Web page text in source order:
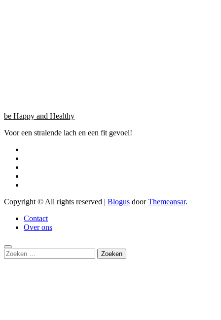
be Happy and Healthy
Voor een stralende lach en een fit gevoel!
Copyright © All rights reserved | Blogus doorThemeansar.
Contact
Over ons
Zoeken
naar: